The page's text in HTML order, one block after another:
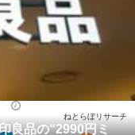
良品の“2990円ミ
ねとらぼリサーチ